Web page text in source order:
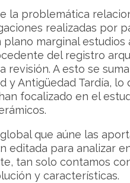
la problemática
realizadas por
plano marginal
del registro
A esto se
Antigüedad Tardía,
focalizado en el
que aúne las
editada para analizar
tan solo contamos
y características.